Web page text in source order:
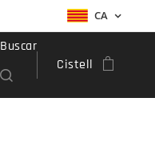
CA
Buscar
Cistell